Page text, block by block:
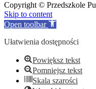
Copyright © Przedszkole
Skip to content
Open toolbar
Ułatwienia dostępności
Powiększ tekst
Pomniejsz tekst
Skala szarości